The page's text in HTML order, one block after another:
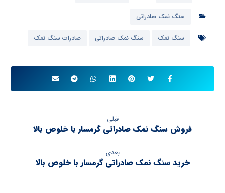
سنگ نمک صادراتی
سنگ نمک سنگ نمک صادراتی صادرات سنگ نمک
قبلی
فروش سنگ نمک صادراتی گرمسار با خلوص بالا
بعدی
خرید سنگ نمک صادراتی گرمسار با خلوص بالا